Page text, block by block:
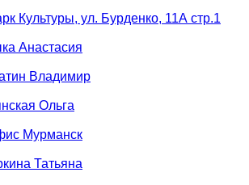
Культуры, ул. Бурденко, 11А стр.1
Анастасия
Владимир
Ольга
Мурманск
Татьяна